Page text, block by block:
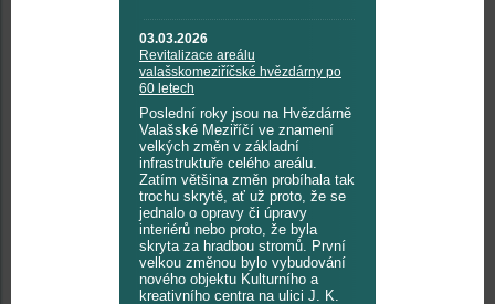
03.03.2026
Revitalizace areálu
valašskomeziříčské hvězdárny po
60 letech
Poslední roky jsou na Hvězdárně
Valašské Meziříčí ve znamení
velkých změn v základní
infrastruktuře celého areálu.
Zatím většina změn probíhala tak
trochu skrytě, ať už proto, že se
jednalo o opravy či úpravy
interiérů nebo proto, že byla
skryta za hradbou stromů. První
velkou změnou bylo vybudování
nového objektu Kulturního a
kreativního centra na ulici J. K.